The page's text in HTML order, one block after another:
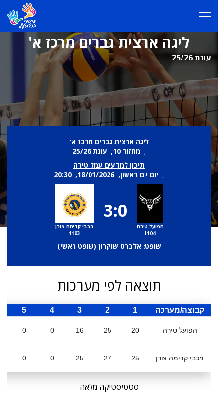
ליגה ארצית גברים מרכז א'
עונת 25/26
ליגה ארצית גברים מרכז א'
, מחזור 10, עונת 25/26
תיכון למדעים עמל טירה
, יום יום ראשון, 18/01/2026, 20:30
הפועל טירה
1104
3:0
מכבי קדימה צורן
1103
שופט: אלברט שוקרון (שופט ראשי)
תוצאה לפי מערכות
קבוצה/מערכה 1
2
3
4
5
הפועל טירה 20
25
16
0
0
מכבי קדימה צורן 25
27
25
0
0
סטטיסטיקה מלאה